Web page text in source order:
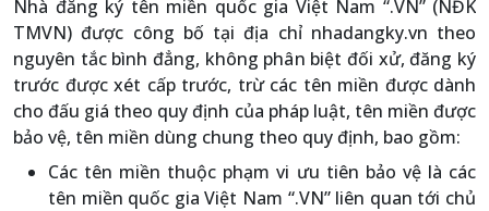
Nhà đăng ký tên miền quốc gia Việt Nam “.VN” (NĐK
TMVN) được công bố tại địa chỉ nhadangky.vn theo
nguyên tắc bình đẳng, không phân biệt đối xử, đăng ký
trước được xét cấp trước, trừ các tên miền được dành
cho đấu giá theo quy định của pháp luật, tên miền được
bảo vệ, tên miền dùng chung theo quy định, bao gồm:
Các tên miền thuộc phạm vi ưu tiên bảo vệ là các
tên miền quốc gia Việt Nam “.VN” liên quan tới chủ